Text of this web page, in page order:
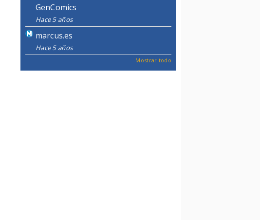
GenComics
Hace 5 años
marcus.es
Hace 5 años
Mostrar todo